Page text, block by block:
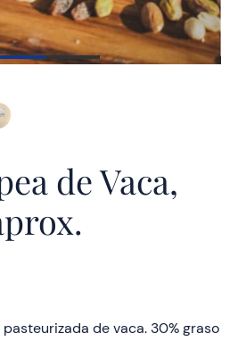
de Vaca,
de vaca. 30% graso